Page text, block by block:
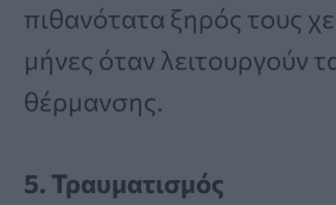
πιθανότατα ξηρός τους
μήνες όταν λειτουργούν
θέρμανσης.
5. Τραυματισμός